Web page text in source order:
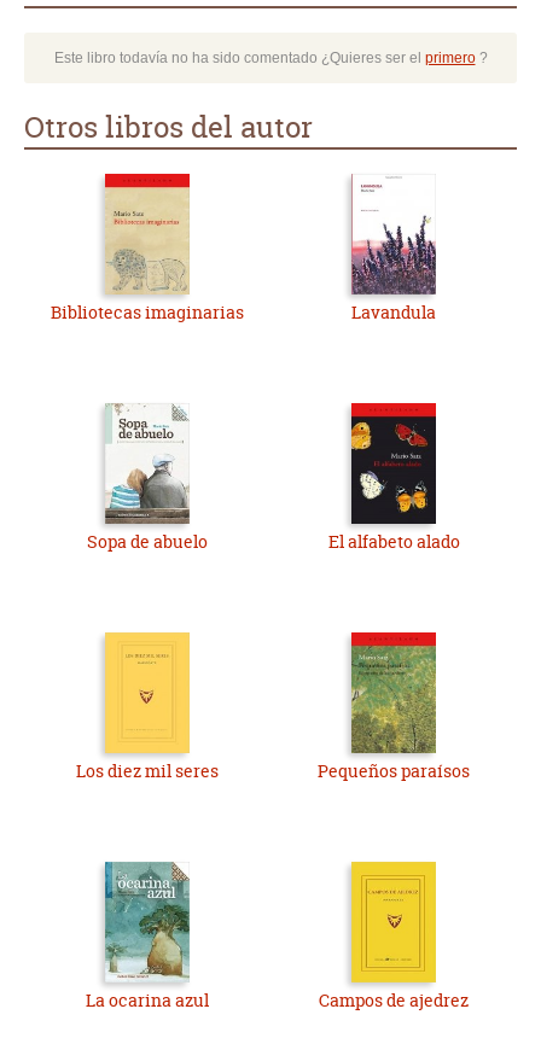
Este libro todavía no ha sido comentado ¿Quieres ser el primero?
Otros libros del autor
Bibliotecas imaginarias Lavandula
Sopa de abuelo El alfabeto alado
Los diez mil seres Pequeños paraísos
La ocarina azul Campos de ajedrez